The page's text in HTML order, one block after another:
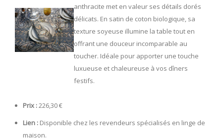
anthracite met en valeur ses détails dorés
délicats. En satin de coton biologique, sa
texture soyeuse illumine la table tout en
offrant une douceur incomparable au
toucher. Idéale pour apporter une touche
luxueuse et chaleureuse à vos dîners
festifs.
Prix :226,30 €
Lien : Disponible chez les revendeurs spécialisés en linge de
maison.